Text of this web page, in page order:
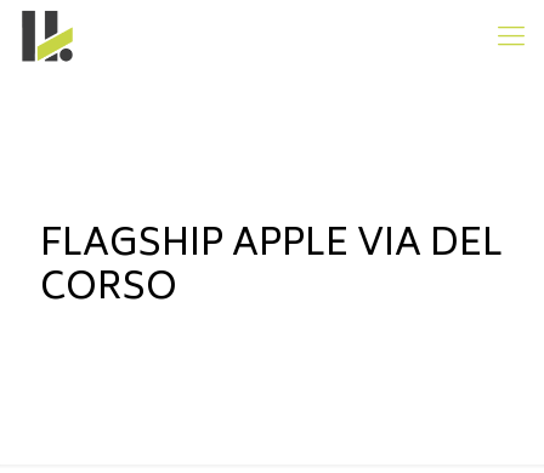
FLAGSHIP APPLE VIA DEL
CORSO